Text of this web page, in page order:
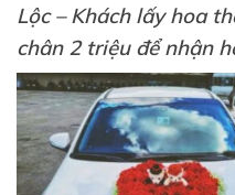
Lộc – Khách lấy hoa
chân 2 triệu để nhận